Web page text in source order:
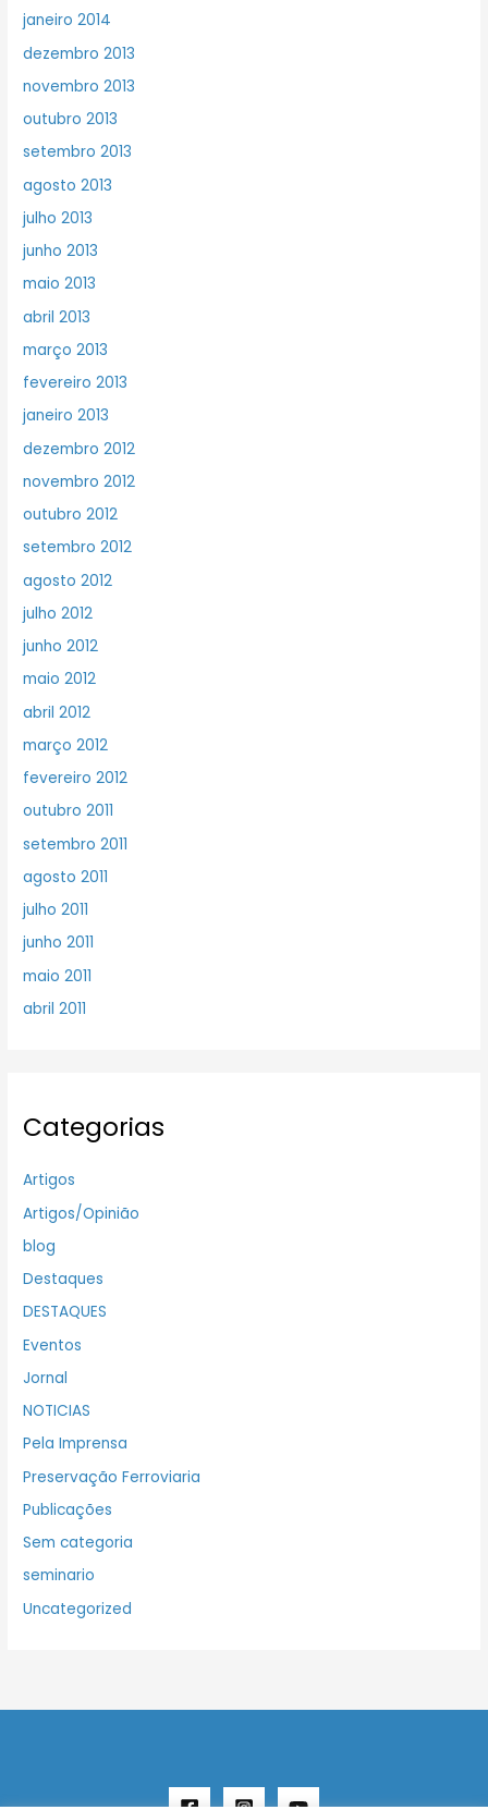
janeiro 2014
dezembro 2013
novembro 2013
outubro 2013
setembro 2013
agosto 2013
julho 2013
junho 2013
maio 2013
abril 2013
março 2013
fevereiro 2013
janeiro 2013
dezembro 2012
novembro 2012
outubro 2012
setembro 2012
agosto 2012
julho 2012
junho 2012
maio 2012
abril 2012
março 2012
fevereiro 2012
outubro 2011
setembro 2011
agosto 2011
julho 2011
junho 2011
maio 2011
abril 2011
Categorias
Artigos
Artigos/Opinião
blog
Destaques
DESTAQUES
Eventos
Jornal
NOTICIAS
Pela Imprensa
Preservação Ferroviaria
Publicações
Sem categoria
seminario
Uncategorized